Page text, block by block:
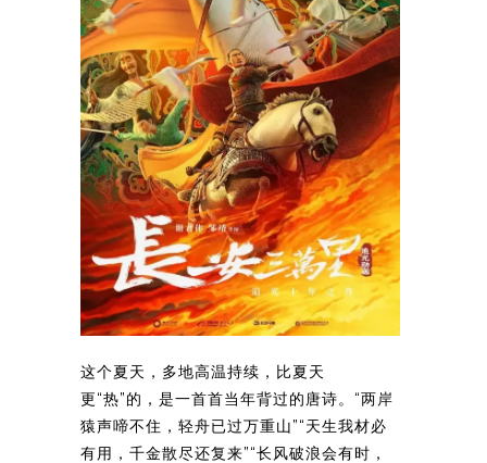
这个夏天，多地高温持续，比夏天
更“热”的，是一首首当年背过的唐诗。“两岸
猿声啼不住，轻舟已过万重山”“天生我材必
有用，千金散尽还复来”“长风破浪会有时，